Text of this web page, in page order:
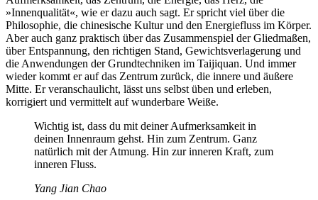
»Innenqualität«, wie er dazu auch sagt. Er spricht viel über die
Philosophie, die chinesische Kultur und den Energiefluss im Körper.
Aber auch ganz praktisch über das Zusammenspiel der Gliedmaßen,
über Entspannung, den richtigen Stand, Gewichtsverlagerung und
die Anwendungen der Grundtechniken im Taijiquan. Und immer
wieder kommt er auf das Zentrum zurück, die innere und äußere
Mitte. Er veranschaulicht, lässt uns selbst üben und erleben,
korrigiert und vermittelt auf wunderbare Weiße.
Wichtig ist, dass du mit deiner Aufmerksamkeit in
deinen Innenraum gehst. Hin zum Zentrum. Ganz
natürlich mit der Atmung. Hin zur inneren Kraft, zum
inneren Fluss.
Yang Jian Chao